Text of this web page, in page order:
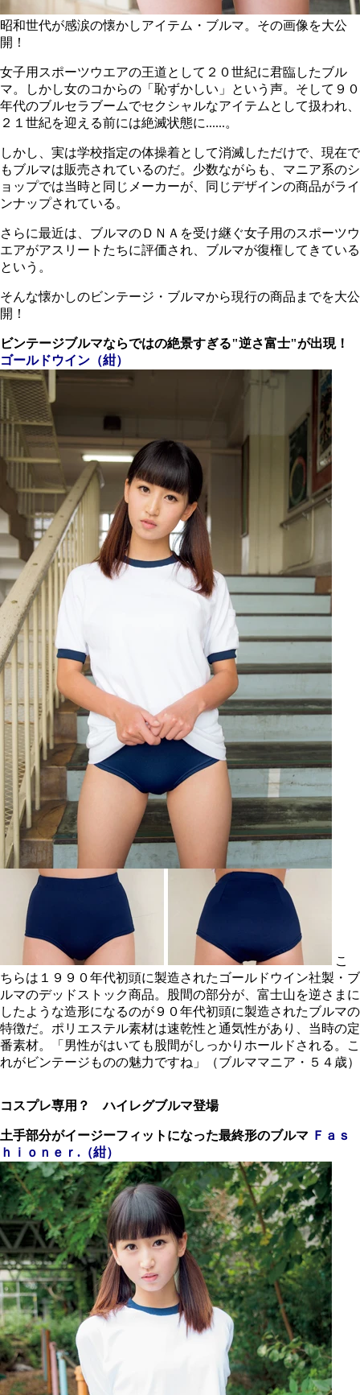
昭和世代が感涙の懐かしアイテム・ブルマ。その画像を大公
開！
女子用スポーツウエアの王道として２０世紀に君臨したブル
マ。しかし女のコからの「恥ずかしい」という声。そして９０
年代のブルセラブームでセクシャルなアイテムとして扱われ、
２１世紀を迎える前には絶滅状態に......。
しかし、実は学校指定の体操着として消滅しただけで、現在で
もブルマは販売されているのだ。少数ながらも、マニア系のシ
ョップでは当時と同じメーカーが、同じデザインの商品がライ
ンナップされている。
さらに最近は、ブルマのＤＮＡを受け継ぐ女子用のスポーツウ
エアがアスリートたちに評価され、ブルマが復権してきている
という。
そんな懐かしのビンテージ・ブルマから現行の商品までを大公
開！
ビンテージブルマならではの絶景すぎる"逆さ富士"が出現！
ゴールドウイン（紺）
こ
ちらは１９９０年代初頭に製造されたゴールドウイン社製・ブ
ルマのデッドストック商品。股間の部分が、富士山を逆さまに
したような造形になるのが９０年代初頭に製造されたブルマの
特徴だ。ポリエステル素材は速乾性と通気性があり、当時の定
番素材。「男性がはいても股間がしっかりホールドされる。こ
れがビンテージものの魅力ですね」（ブルママニア・５４歳）
コスプレ専用？ ハイレグブルマ登場
土手部分がイージーフィット になった最終形のブルマ Ｆａｓ
ｈｉｏｎｅｒ.（紺）